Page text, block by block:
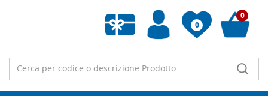
0
Wishlist vuota
0